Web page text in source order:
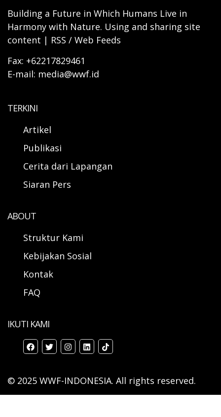
Building a Future in Which Humans Live in
Harmony with Nature. Using and sharing site
content | RSS / Web Feeds
Fax: +62217829461
E-mail: media@wwf.id
TERKINI
Artikel
Publikasi
Cerita dari Lapangan
Siaran Pers
ABOUT
Struktur Kami
Kebijakan Sosial
Kontak
FAQ
IKUTI KAMI
© 2025 WWF-INDONESIA. All rights reserved.